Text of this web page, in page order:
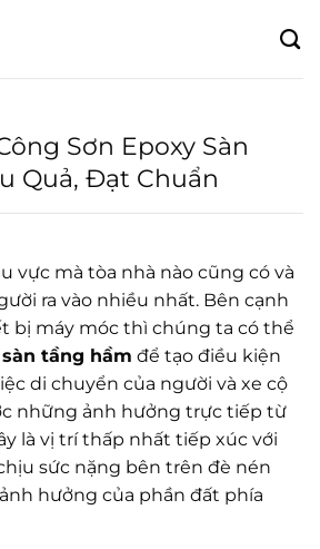
Sơn Epoxy Sàn
Quả, Đạt Chuẩn
vực mà tòa nhà nào cũng có và
ra vào nhiều nhất. Bên cạnh
bị máy móc thì chúng ta có thể
tầng hầm để tạo điều kiện
di chuyển của người và xe cộ
những ảnh hưởng trực tiếp từ
là vị trí thấp nhất tiếp xúc với
sức nặng bên trên đè nén
hưởng của phần đất phía